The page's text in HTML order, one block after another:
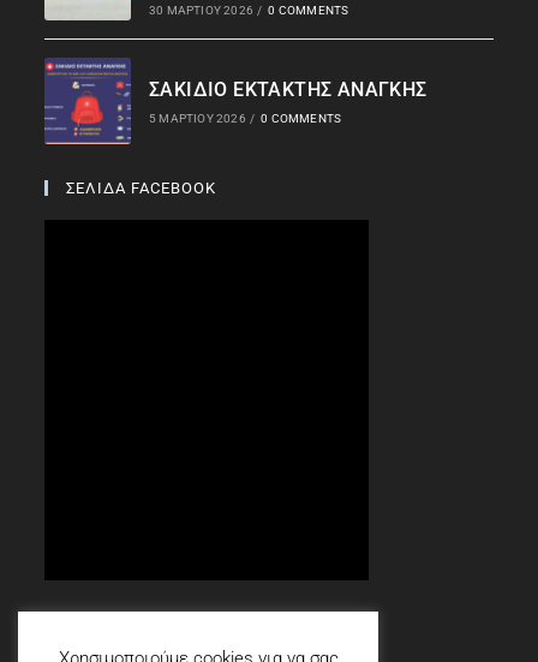
30 ΜΑΡΤΊΟΥ 2026 / 0 COMMENTS
ΣΑΚΙΔΙΟ ΕΚΤΑΚΤΗΣ ΑΝΑΓΚΗΣ
5 ΜΑΡΤΊΟΥ 2026 / 0 COMMENTS
ΣΕΛΙΔΑ FACEBOOK